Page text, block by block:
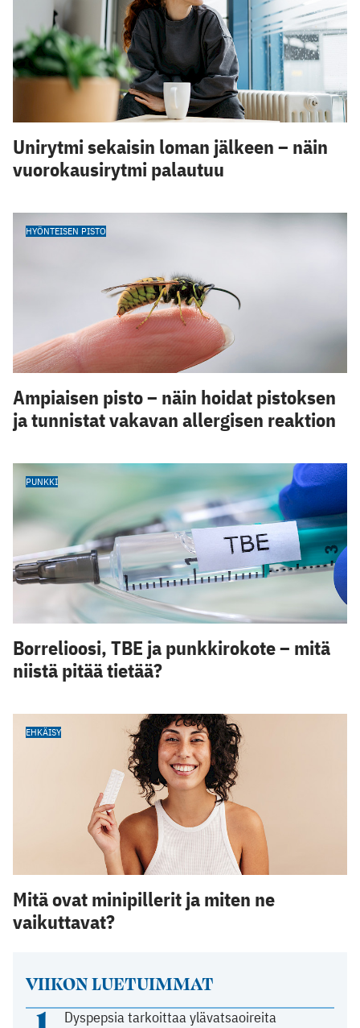
VIIKON LUETUIMMAT
Dyspepsia tarkoittaa ylävatsaoireita
Unirytmi sekaisin loman jälkeen – näin
vuorokausirytmi palautuu
HYÖNTEISEN PISTO
Ampiaisen pisto – näin hoidat pistoksen
ja tunnistat vakavan allergisen reaktion
PUNKKI
Borrelioosi, TBE ja punkkirokote – mitä
niistä pitää tietää?
EHKÄISY
Mitä ovat minipillerit ja miten ne
vaikuttavat?